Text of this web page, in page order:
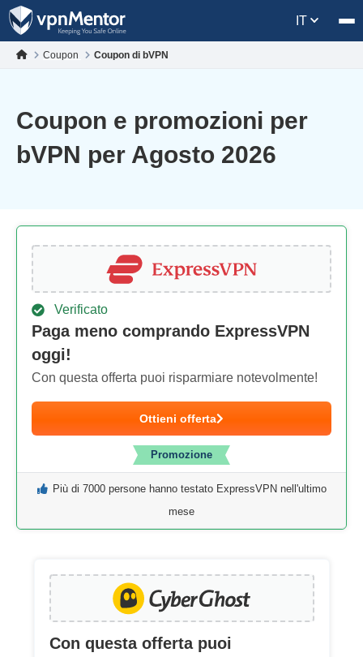
IT
Coupon Coupon di bVPN
Coupon e promozioni per
bVPN per Agosto 2026
Verificato
Paga meno comprando ExpressVPN
oggi!
Con questa offerta puoi risparmiare notevolmente!
Ottieni offerta
Promozione
Più di 7000 persone hanno testato ExpressVPN nell'ultimo
mese
Con questa offerta puoi